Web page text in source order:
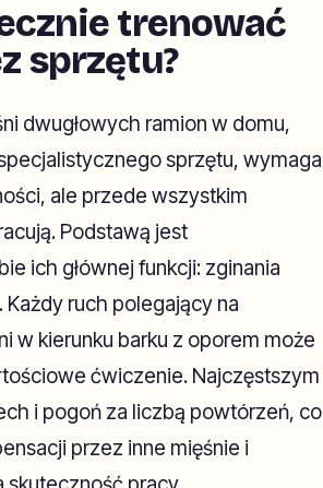
trenować
sprzętu?
dwugłowych ramion w domu,
sprzętu, wymaga
ale przede wszystkim
Podstawą jest
ich głównej funkcji: zginania
Każdy ruch polegający na
w kierunku barku z oporem może
ćwiczenie. Najczęstszym
i pogoń za liczbą powtórzeń, co
przez inne mięśnie i